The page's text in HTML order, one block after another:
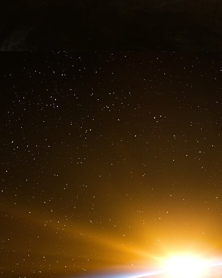
Nos « élites » s’expriment sur le Nouvel
ne présente pas, a déclaré il y a peu : «
projet démocratique européen que nous le
vigueur qui lui manque aujourd’hui ».
Emmanuel Macron, qui se pose en chef de
quelque temps : « On est en train de
quand tout n’a pas été détruit. »
Un nouvel ordre mondial est en cours
inachevée et son avenir est soumis aux
nouveaux acteurs que sont la Chine, la
Elle ne peut pas se positionner dans ce
transformer en république fédérale.
multilatéralisme afin de continuer à exister
paix durable comme elle nous l’avait promis.
Si la Commission européenne peut
situations occasionnelles avec l’article 122,
dictature comme le Politburo de l’ex Union